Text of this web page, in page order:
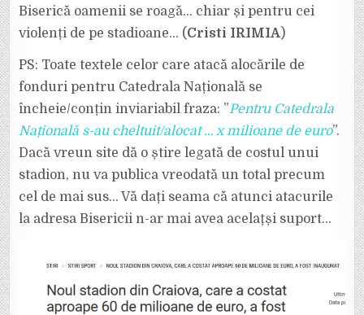
Biserică oamenii se roagă… chiar și pentru cei
violenți de pe stadioane… (Cristi IRIMIA)
PS: Toate textele celor care atacă alocările de
fonduri pentru Catedrala Națională se
încheie/conțin inviariabil fraza: ”Pentru Catedrala
Națională s-au cheltuit/alocat … x milioane de euro”.
Dacă vreun site dă o știre legată de costul unui
stadion, nu va publica vreodată un total precum
cel de mai sus… Vă dați seama că atunci atacurile
la adresa Bisericii n-ar mai avea acelațși suport…